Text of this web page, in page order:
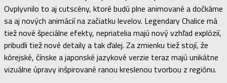
Ovplyvnilo to aj cutscény, ktoré budú plne animované a dočkáme
sa aj nových animácií na začiatku levelov. Legendary Chalice má
tiež nové špeciálne efekty, nepriatelia majú nový vzhľad explózií,
pribudli tiež nové detaily a tak ďalej. Za zmienku tiež stojí, že
kórejské, čínske a japonské jazykové verzie teraz majú unikátne
vizuálne úpravy inšpirované ranou kreslenou tvorbou z regiónu.